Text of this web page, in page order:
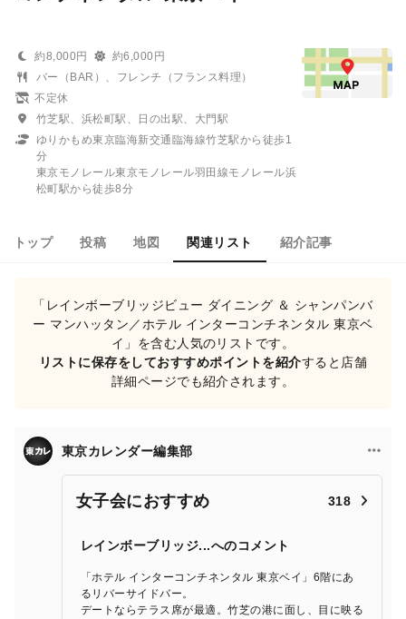
約8,000円
約6,000円
バー（BAR）、フレンチ（フランス料理）
不定休
竹芝駅、浜松町駅、日の出駅、大門駅
ゆりかもめ東京臨海新交通臨海線竹芝駅から徒歩1
分
東京モノレール東京モノレール羽田線モノレール浜
松町駅から徒歩8分
トップ 投稿 地図 関連リスト 紹介記事
「レインボーブリッジビュー ダイニング ＆ シャンパンバ
ー マンハッタン／ホテル インターコンチネンタル 東京ベ
イ」を含む人気のリストです。
リストに保存をしておすすめポイントを紹介すると店舗
詳細ページでも紹介されます。
東京カレンダー編集部
女子会におすすめ 318
レインボーブリッジ...へのコメント
「ホテル インターコンチネンタル 東京ベイ」6階にあ
るリバーサイドバー。
デートならテラス席が最適。竹芝の港に面し、目に映る